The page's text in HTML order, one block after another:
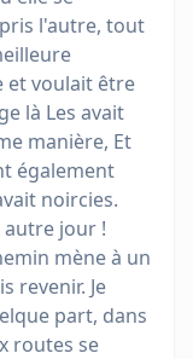
l'autre, tout
et voulait être
là Les avait
manière, Et
également
noircies.
jour !
mène à un
revenir. Je
part, dans
routes se